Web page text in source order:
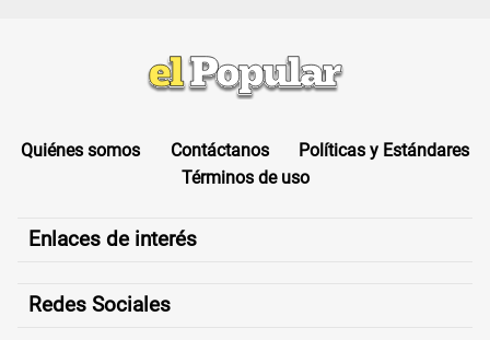
Quiénes somos Contáctanos
Políticas y Estándares
Términos de uso
Enlaces de interés
Redes Sociales